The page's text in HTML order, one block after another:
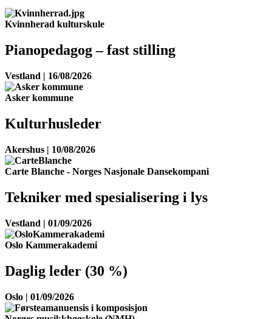
Kvinnherad kulturskule
Pianopedagog – fast stilling
Vestland | 16/08/2026
Asker kommune
Kulturhusleder
Akershus | 10/08/2026
Carte Blanche - Norges Nasjonale Dansekompani
Tekniker med spesialisering i lys
Vestland | 01/09/2026
Oslo Kammerakademi
Daglig leder (30 %)
Oslo | 01/09/2026